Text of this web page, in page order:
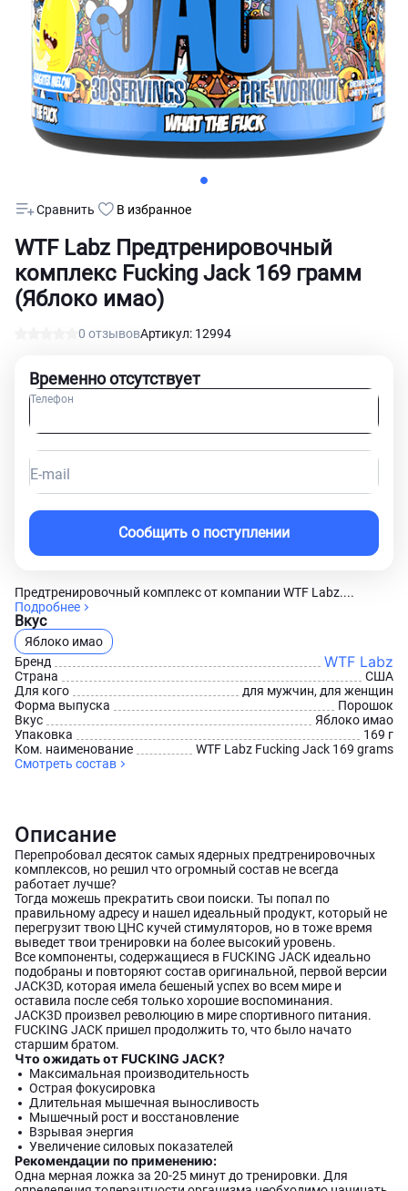
WTF Labz Предтренировочный
комплекс Fucking Jack 169 грамм
(Яблоко имао)
0 отзывовАртикул: 12994
Сравнить В избранное
Предтренировочный комплекс от компании WTF Labz....
Подробнее
Вкус
Яблоко имао
Бренд
WTF Labz
Страна
США
Для кого
для мужчин, для женщин
Форма выпуска
Порошок
Вкус
Яблоко имао
Упаковка
169 г
Ком. наименование
WTF Labz Fucking Jack 169 grams
Смотреть состав
Временно отсутствует
Телефон
E-mail
Сообщить о поступлении
Описание
Перепробовал десяток самых ядерных предтренировочных
комплексов, но решил что огромный состав не всегда
работает лучше?
Тогда можешь прекратить свои поиски. Ты попал по
правильному адресу и нашел идеальный продукт, который не
перегрузит твою ЦНС кучей стимуляторов, но в тоже время
выведет твои тренировки на более высокий уровень.
Все компоненты, содержащиеся в FUCKING JACK идеально
подобраны и повторяют состав оригинальной, первой версии
JACK3D, которая имела бешеный успех во всем мире и
оставила после себя только хорошие воспоминания.
JACK3D произвел революцию в мире спортивного питания.
FUCKING JACK пришел продолжить то, что было начато
старшим братом.
Что ожидать от FUCKING JACK?
Максимальная производительность
Острая фокусировка
Длительная мышечная выносливость
Мышечный рост и восстановление
Взрывая энергия
Увеличение силовых показателей
Рекомендации по применению:
Одна мерная ложка за 20-25 минут до тренировки. Для